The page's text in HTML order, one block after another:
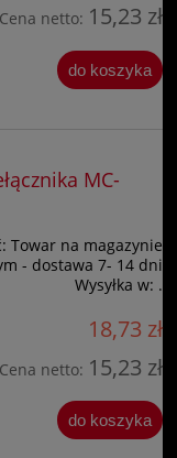
Cena netto: 15,23 zł
do koszyka
MC-
Towar na magazynie
- dostawa 7- 14 dni
Wysyłka w: .
18,73 zł
Cena netto: 15,23 zł
do koszyka